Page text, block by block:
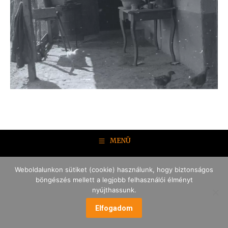
MENÜ
Weboldalunkon sütiket (cookie) használunk, hogy biztonságos
böngészés mellett a legjobb felhasználói élményt
nyújthassunk.
Elfogadom